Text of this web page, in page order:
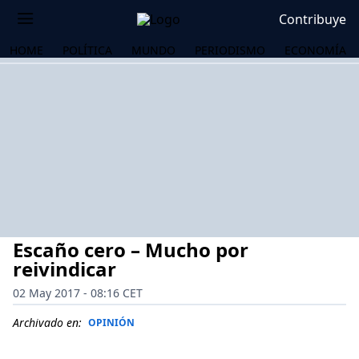
Contribuye
HOME POLÍTICA MUNDO PERIODISMO ECONOMÍA
Escaño cero – Mucho por
reivindicar
02 May 2017 - 08:16 CET
Archivado en: OPINIÓN